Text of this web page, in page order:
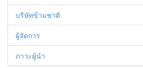
บริษัทข้ามชาติ
ผู้จัดการ
ภาวะผู้นำ